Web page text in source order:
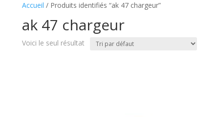
Accueil / Produits identifiés “ak 47 chargeur​”
ak 47 chargeur​
Voici le seul résultat